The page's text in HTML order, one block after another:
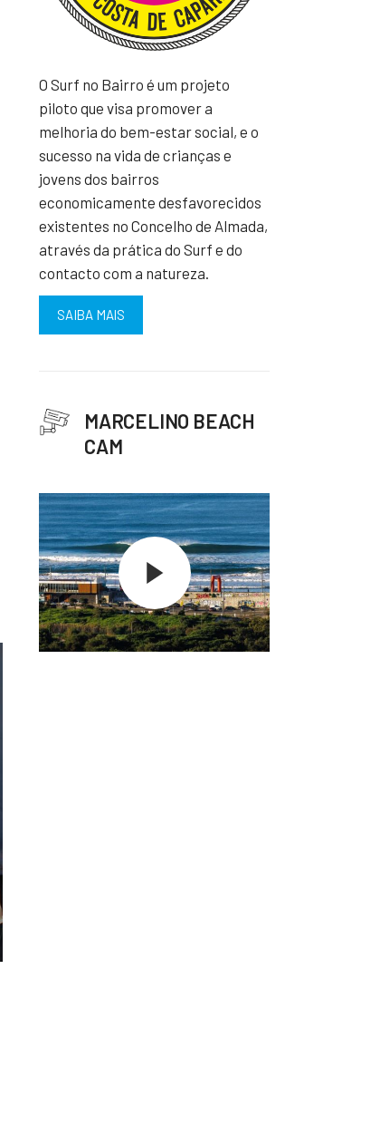
O Surf no Bairro é um projeto
piloto que visa promover a
melhoria do bem-estar social, e o
sucesso na vida de crianças e
jovens dos bairros
economicamente desfavorecidos
existentes no Concelho de Almada,
através da prática do Surf e do
contacto com a natureza.
SAIBA MAIS
MARCELINO BEACH
CAM